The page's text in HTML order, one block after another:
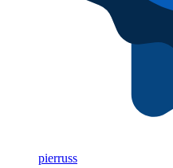
pierruss